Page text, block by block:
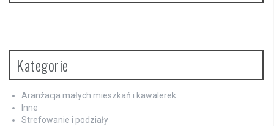
Kategorie
Aranżacja małych mieszkań i kawalerek
Inne
Strefowanie i podziały